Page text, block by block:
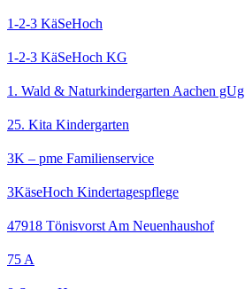
1-2-3 KäSeHoch
1-2-3 KäSeHoch KG
1. Wald & Naturkindergarten Aachen gUg
25. Kita Kindergarten
3K – pme Familienservice
3KäseHoch Kindertagespflege
47918 Tönisvorst Am Neuenhaushof
75 A